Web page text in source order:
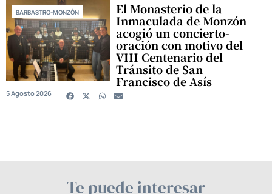
BARBASTRO-MONZÓN El Monasterio de la
Inmaculada de Monzón
acogió un concierto-
oración con motivo del
VIII Centenario del
Tránsito de San
Francisco de Asís
5 Agosto 2026
Te puede interesar